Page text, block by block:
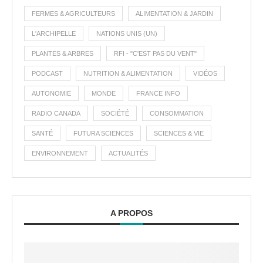
FERMES & AGRICULTEURS ALIMENTATION & JARDIN
L'ARCHIPELLE NATIONS UNIS (UN)
PLANTES & ARBRES RFI - "C'EST PAS DU VENT"
PODCAST NUTRITION & ALIMENTATION VIDÉOS
AUTONOMIE MONDE FRANCE INFO
RADIO CANADA SOCIÉTÉ CONSOMMATION
SANTÉ FUTURA SCIENCES SCIENCES & VIE
ENVIRONNEMENT ACTUALITÉS
A PROPOS